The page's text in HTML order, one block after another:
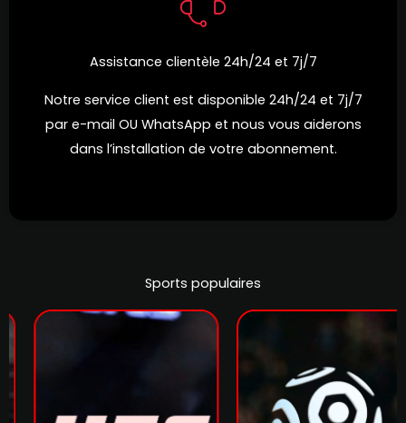
Assistance clientèle 24h/24 et 7j/7
Notre service client est disponible 24h/24 et 7j/7
par e-mail OU WhatsApp et nous vous aiderons
dans l’installation de votre abonnement.
Sports populaires